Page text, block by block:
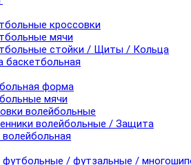
кроссовки
мячи
стойки / Щиты / Кольца
баскетбольная
форма
мячи
волейбольные
волейбольные / Защита
футбольные / футзальные /